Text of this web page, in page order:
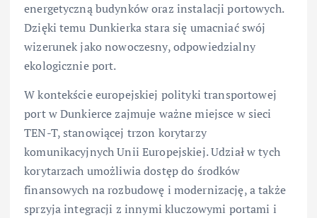
energetyczną budynków oraz instalacji portowych.
Dzięki temu Dunkierka stara się umacniać swój
wizerunek jako nowoczesny, odpowiedzialny
ekologicznie port.
W kontekście europejskiej polityki transportowej
port w Dunkierce zajmuje ważne miejsce w sieci
TEN-T, stanowiącej trzon korytarzy
komunikacyjnych Unii Europejskiej. Udział w tych
korytarzach umożliwia dostęp do środków
finansowych na rozbudowę i modernizację, a także
sprzyja integracji z innymi kluczowymi portami i